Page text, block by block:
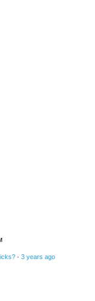
· 3 years ago